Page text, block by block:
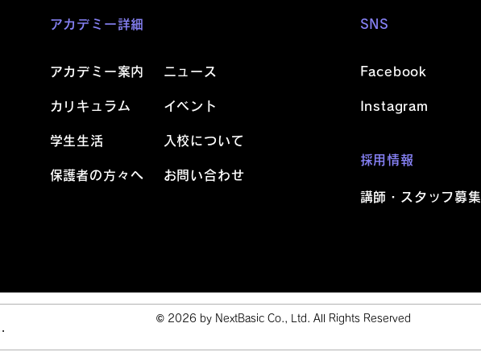
アカデミー詳細
アカデミー案内
カリキュラム
学生生活
​保護者の方々へ
ニュース
イベント
入校について
お問い合わせ
SNS
Facebook
Instagram
採用情報
講師・スタッフ募集
© 2026 by NextBasic Co., Ltd. All Rights Reserved